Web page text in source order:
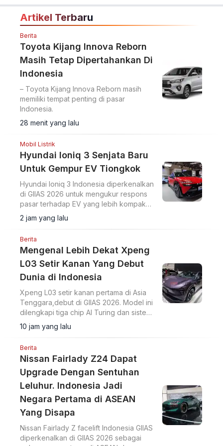
Artikel Terbaru
Berita
Toyota Kijang Innova Reborn
Masih Tetap Dipertahankan Di
Indonesia
– Toyota Kijang Innova Reborn masih
memiliki tempat penting di pasar
Indonesia.
28 menit yang lalu
Mobil Listrik
Hyundai Ioniq 3 Senjata Baru
Untuk Gempur EV Tiongkok
Hyundai Ioniq 3 Indonesia diperkenalkan
di GIIAS 2026 untuk mengukur respons
pasar terhadap EV yang lebih kompak
dari Ioniq 5.
2 jam yang lalu
Berita
Mengenal Lebih Dekat Xpeng
L03 Setir Kanan Yang Debut
Dunia di Indonesia
Xpeng L03 setir kanan pertama di Asia
Tenggara,debut di GIIAS 2026. Model ini
dilengkapi tiga chip AI Turing dan sistem
intelligent driving NGP VLA 2.0.
10 jam yang lalu
Berita
Nissan Fairlady Z24 Dapat
Upgrade Dengan Sentuhan
Leluhur. Indonesia Jadi
Negara Pertama di ASEAN
Yang Disapa
Nissan Fairlady Z facelift Indonesia GIIAS
diperkenalkan di GIIAS 2026 sebagai